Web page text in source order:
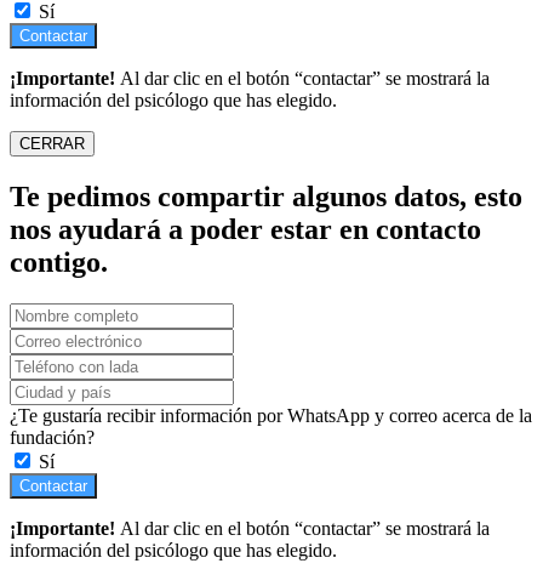
Sí
Contactar
¡Importante! Al dar clic en el botón “contactar” se mostrará la
información del psicólogo que has elegido.
CERRAR
Te pedimos compartir algunos datos, esto
nos ayudará a poder estar en contacto
contigo.
¿Te gustaría recibir información por WhatsApp y correo acerca de la
fundación?
Sí
Contactar
¡Importante! Al dar clic en el botón “contactar” se mostrará la
información del psicólogo que has elegido.